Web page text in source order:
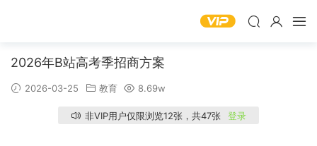
2026年B站高考季招商方案
2026-03-25 教育 8.69w
非VIP用户仅限浏览12张，共47张 登录